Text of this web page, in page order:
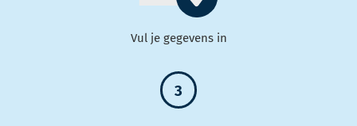
Vul je gegevens in
3